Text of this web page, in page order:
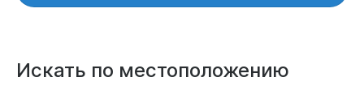
Искать по местоположению